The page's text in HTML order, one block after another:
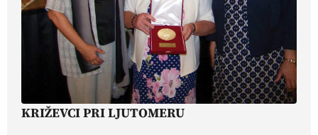
KRIŽEVCI PRI LJUTOMERU